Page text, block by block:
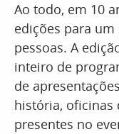
Ao todo, em 10
edições para
pessoas. A
inteiro de
de
história, oficinas
presentes no